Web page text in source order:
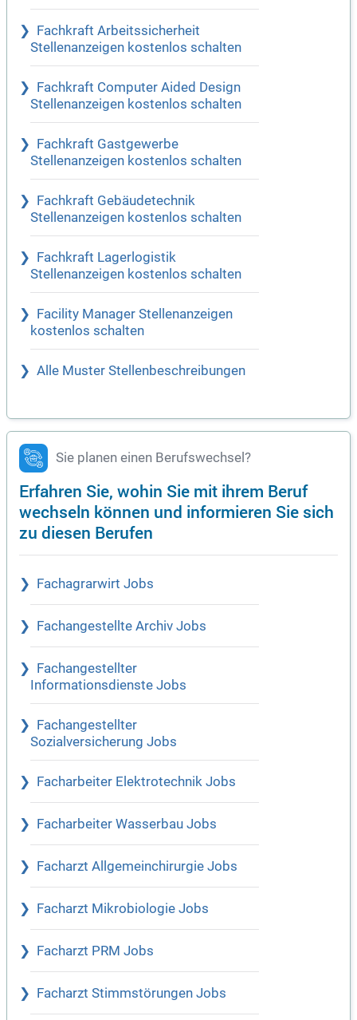
Fachkraft Arbeitssicherheit
Stellenanzeigen kostenlos schalten
Fachkraft Computer Aided Design
Stellenanzeigen kostenlos schalten
Fachkraft Gastgewerbe
Stellenanzeigen kostenlos schalten
Fachkraft Gebäudetechnik
Stellenanzeigen kostenlos schalten
Fachkraft Lagerlogistik
Stellenanzeigen kostenlos schalten
Facility Manager Stellenanzeigen
kostenlos schalten
Alle Muster Stellenbeschreibungen
Sie planen einen Berufswechsel?
Erfahren Sie, wohin Sie mit ihrem Beruf
wechseln können und informieren Sie sich
zu diesen Berufen
Fachagrarwirt Jobs
Fachangestellte Archiv Jobs
Fachangestellter
Informationsdienste Jobs
Fachangestellter
Sozialversicherung Jobs
Facharbeiter Elektrotechnik Jobs
Facharbeiter Wasserbau Jobs
Facharzt Allgemeinchirurgie Jobs
Facharzt Mikrobiologie Jobs
Facharzt PRM Jobs
Facharzt Stimmstörungen Jobs